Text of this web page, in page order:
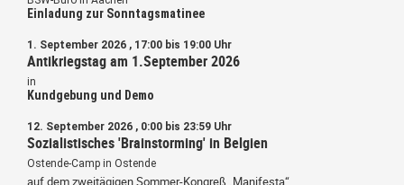
Einladung zur Sonntagsmatinee
1. September 2026 , 17:00 bis 19:00 Uhr
Antikriegstag am 1.September 2026
in
Kundgebung und Demo
12. September 2026 , 0:00 bis 23:59 Uhr
Sozialistisches 'Brainstorming' in Belgien
Ostende-Camp in Ostende
auf dem zweitägigen Sommer-Kongreß „Manifesta“